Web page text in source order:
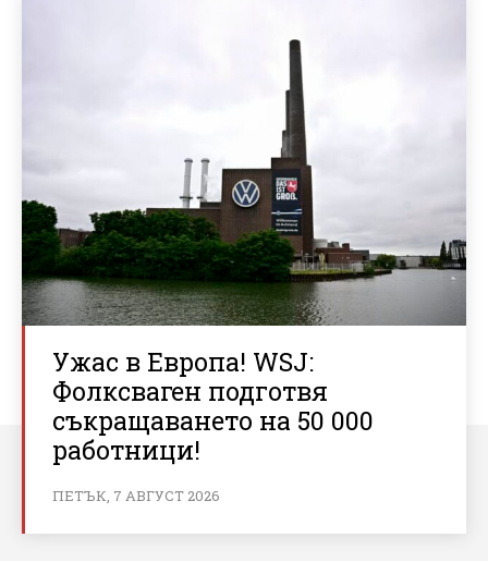
Ужас в Европа! WSJ:
Фолксваген подготвя
съкращаването на 50 000
работници!
ПЕТЪК, 7 АВГУСТ 2026